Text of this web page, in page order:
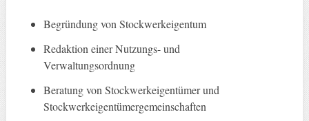
Begründung von Stockwerkeigentum
Redaktion einer Nutzungs- und
Verwaltungsordnung
Beratung von Stockwerkeigentümer und
Stockwerkeigentümergemeinschaften